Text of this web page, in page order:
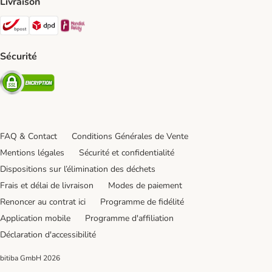
Bpost Shipping Method
DPD Shipping Method
Sécurité
Security
FAQ & Contact
Conditions Générales de Vente
Mentions légales
Sécurité et confidentialité
Dispositions sur l’élimination des déchets
Frais et délai de livraison
Modes de paiement
Renoncer au contrat ici
Programme de fidélité
Application mobile
Programme d'affiliation
Déclaration d'accessibilité
bitiba GmbH 2026